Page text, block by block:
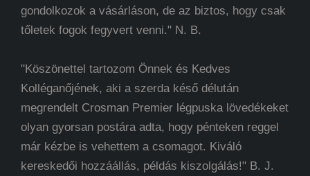
gondolkozok a vásárláson, de az biztos, hogy csak
tőletek fogok fegyvert venni." N. B.
"Köszönettel tartozom Önnek és Kedves
Kolléganőjének, aki a szerda késő délután
megrendelt Crosman Premier légpuska lövedékeket
olyan gyorsan postára adta, hogy pénteken reggel
már kézbe is vehettem a csomagot. Kiváló
kereskedői hozzáállás, példás kiszolgálás!" B. J.